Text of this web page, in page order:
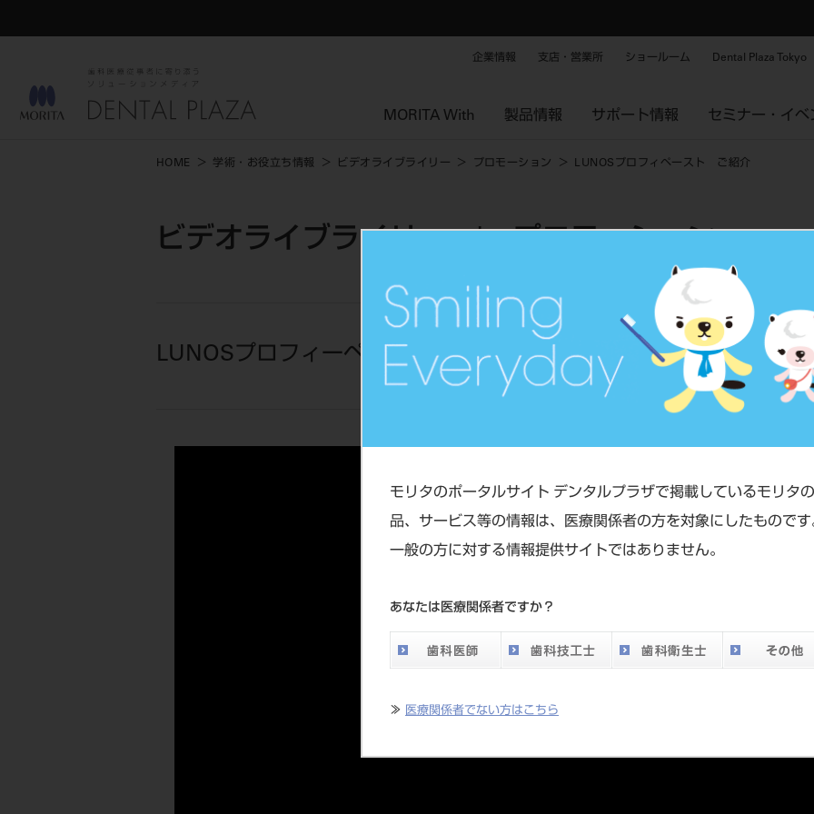
モリタのポータルサイト デンタルプラザで掲載しているモリタ
品、サービス等の情報は、医療関係者の方を対象にしたものです
一般の方に対する情報提供サイトではありません。
あなたは医療関係者ですか？
≫ 医療関係者でない方はこちら
企業情報 支店・営業所 ショールーム Dental Plaza Tokyo
MORITA With 製品情報 サポート情報 セミナー・イベ
HOME 学術・お役立ち情報 ビデオライブライリー プロモーション LUNOSプロフィペースト ご紹介
ビデオライブライリー | プロモーション
LUNOSプロフィーペースト ご紹介